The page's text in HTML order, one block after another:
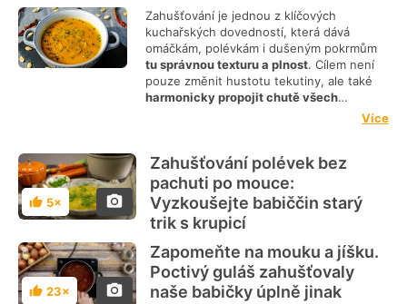
Zahušťování je jednou z klíčových
kuchařských dovedností, která dává
omáčkám, polévkám i dušeným pokrmům
tu správnou texturu a plnost. Cílem není
pouze změnit hustotu tekutiny, ale také
harmonicky propojit chutě všech
bobtnají a vytvářejí hladkou, krémovou
strukturu. Správně zvolená technika
zajistí, že pokrm nebude příliš tekutý, ale
ani moučný či příliš těžký. Metody
zahušťování a nejčastěji používané
suroviny
V české kuchyni stále
dominuje
klasická jíškaz másla a hladké mouky
nebo rychlá „záklechtka“ z mouky
rozmíchané v mléce či smetaně.
Více
Hodnocení
5×
Zahušťování polévek bez
pachuti po mouce:
Vyzkoušejte babiččin starý
trik s krupicí
Hodnocení
23×
Zapomeňte na mouku a jíšku.
Poctivý guláš zahušťovaly
naše babičky úplně jinak